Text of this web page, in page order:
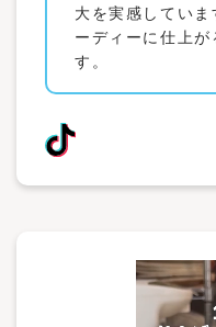
大を実感してい
ーディーに仕上が
す。